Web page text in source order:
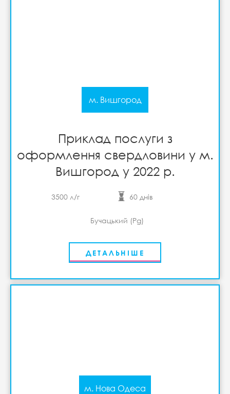
м. Вишгород
Приклад послуги з
оформлення свердловини у м.
Вишгород у 2022 р.
3500 л/г 60 днів
Бучацький (Pg)
ДЕТАЛЬНІШЕ
м. Нова Одеса